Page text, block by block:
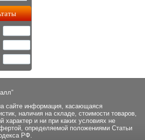
сайте информация, касающаяся
наличия на складе, стоимости товаров,
характер и ни при каких условиях не
определяемой положениями Статьи
РФ.